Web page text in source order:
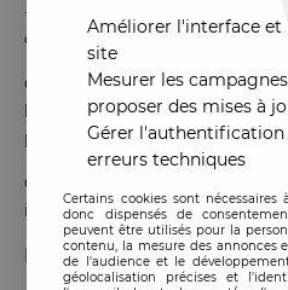
- Format mini, facilement
dans un kit
Comme les autres modèles, le
blister soigné, avec une
produits hauts de gamme.
C’est un produit rapide à
image.
En résumé :
Améliorer l'interface
site
Mesurer les
proposer des mises à
Gérer l'authentification
erreurs techniques
Certains cookies sont
donc dispensés de
peuvent être utilisés pour la
contenu, la mesure des annonces
de l'audience et le
géolocalisation précises et